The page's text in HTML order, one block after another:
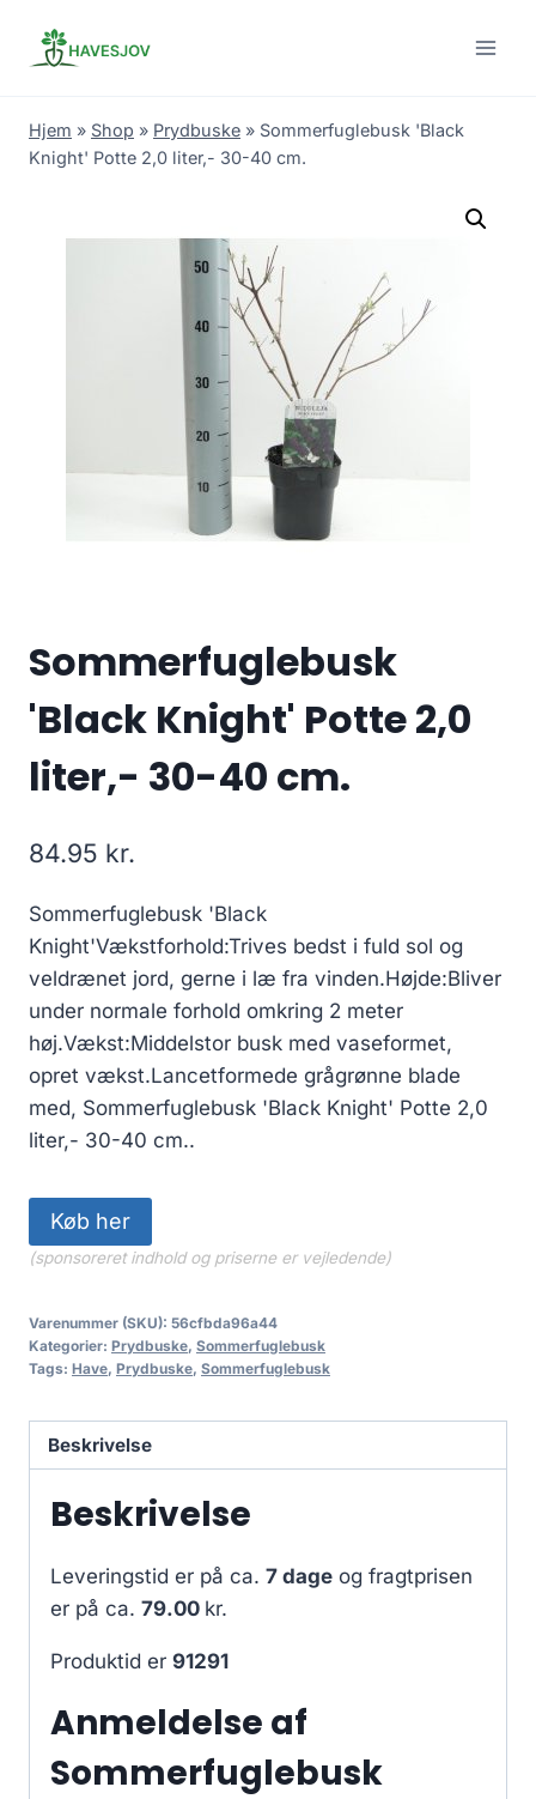
Hjem » Shop » Prydbuske » Sommerfuglebusk 'Black
Knight' Potte 2,0 liter,- 30-40 cm.
Sommerfuglebusk
'Black Knight' Potte 2,0
liter,- 30-40 cm.
84.95 kr.
Sommerfuglebusk 'Black
Knight'Vækstforhold:Trives bedst i fuld sol og
veldrænet jord, gerne i læ fra vinden.Højde:Bliver
under normale forhold omkring 2 meter
høj.Vækst:Middelstor busk med vaseformet,
opret vækst.Lancetformede grågrønne blade
med, Sommerfuglebusk 'Black Knight' Potte 2,0
liter,- 30-40 cm..
Køb her
(sponsoreret indhold og priserne er vejledende)
Varenummer (SKU): 56cfbda96a44
Kategorier: Prydbuske, Sommerfuglebusk
Tags: Have, Prydbuske, Sommerfuglebusk
Beskrivelse
Beskrivelse
Leveringstid er på ca. 7 dage og fragtprisen
er på ca. 79.00 kr.
Produktid er 91291
Anmeldelse af
Sommerfuglebusk